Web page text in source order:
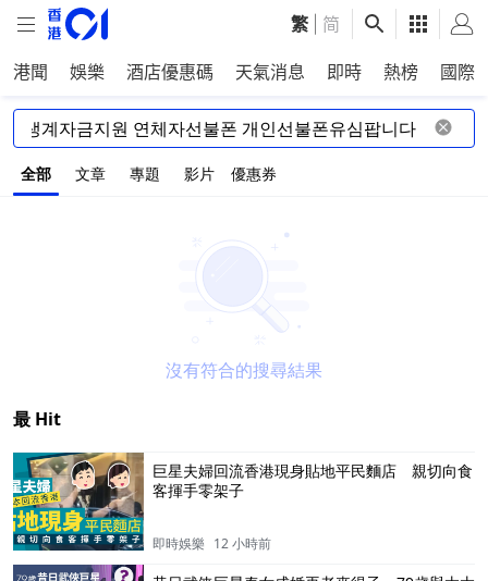
繁 简
港聞 娛樂 酒店優惠碼 天氣消息 即時 熱榜 國際